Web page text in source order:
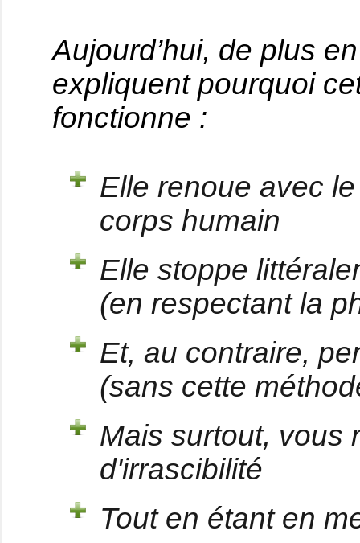
Aujourd’hui, de plus
expliquent pourquoi
fonctionne :
Elle renoue avec
corps humain
Elle stoppe
(en respectant la
Et, au contraire,
(sans cette
Mais surtout, vous
d'irrascibilité
Tout en étant en